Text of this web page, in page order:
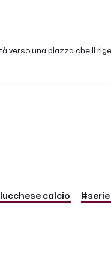
verso una piazza che li
calcio #serie